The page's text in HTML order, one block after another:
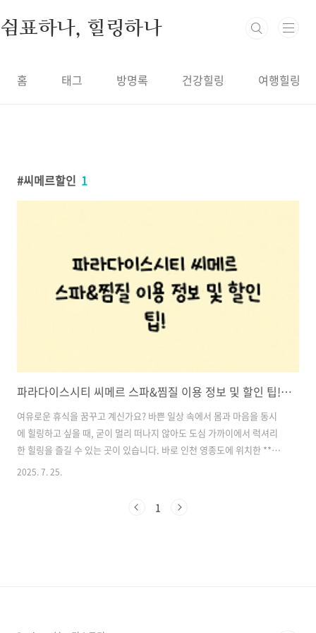
쉼표하나, 힐링하나
홈 태그 방명록 건강힐링 여행힐링
씨메르할인 1
파라다이스시티 씨메르 스파&찜질 이용 정보 및 할인 팁! 인천 힐링 명소 추천
여유로운 휴식을 꿈꾸고 계신가요? 바쁜 일상 속에서 몸과 마음을 동시
에 힐링하고 싶을 때, 굳이 멀리 떠나지 않아도 도심 가까이에서 럭셔리
한 힐링을 즐길 수 있는 곳이 있습니다. 바로 인천 영종도에 위치한 **파
라다이스시티 씨메르(CIMER)**인데요. 이곳은 스파와 찜질방을 동시에
족도가 매우 높은 곳입니다.특히나 요즘같이 무더운 여름철이나 찬바람
2025. 7. 25.
1